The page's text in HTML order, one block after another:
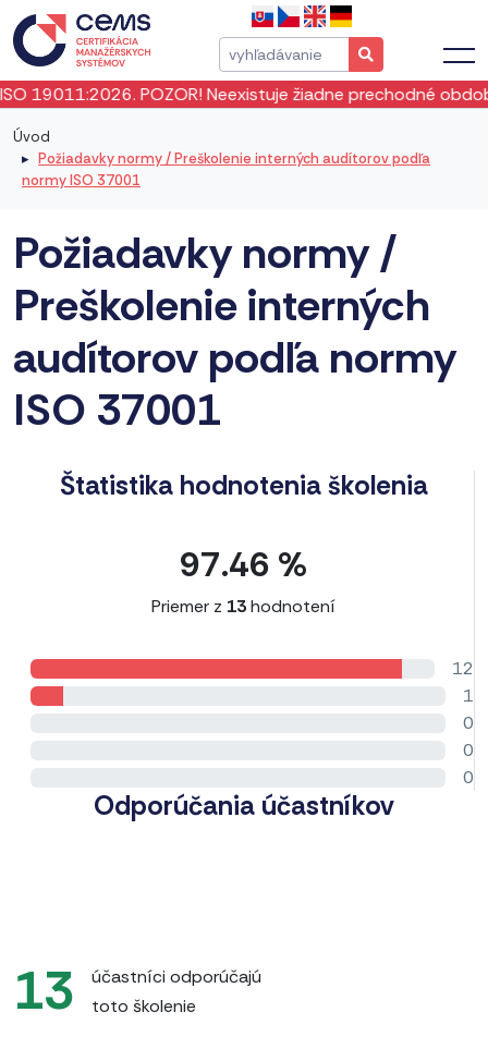
POZOR! Neexistuje žiadne prechodné obdobie!
Úvod
Požiadavky normy / Preškolenie interných audítorov podľa
normy ISO 37001
Požiadavky normy /
Preškolenie interných
audítorov podľa normy
ISO 37001
Štatistika hodnotenia školenia
97.46 %
Priemer z 13hodnotení
12
1
0
0
0
Odporúčania účastníkov
13
účastníci odporúčajú
toto školenie